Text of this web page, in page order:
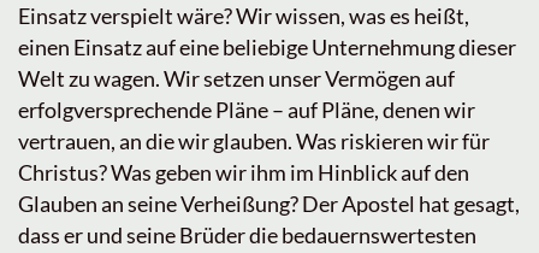
Einsatz verspielt wäre? Wir wissen, was es heißt,
einen Einsatz auf eine beliebige Unternehmung dieser
Welt zu wagen. Wir setzen unser Vermögen auf
erfolgversprechende Pläne – auf Pläne, denen wir
vertrauen, an die wir glauben. Was riskieren wir für
Christus? Was geben wir ihm im Hinblick auf den
Glauben an seine Verheißung? Der Apostel hat gesagt,
dass er und seine Brüder die bedauernswertesten